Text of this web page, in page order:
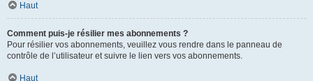
Haut
Comment puis-je résilier mes abonnements ?
Pour résilier vos abonnements, veuillez vous rendre dans le panneau de
contrôle de l’utilisateur et suivre le lien vers vos abonnements.
Haut